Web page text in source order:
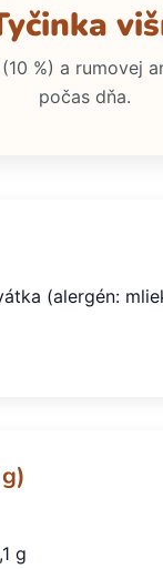
%) a rumovej
počas dňa.
(alergén:
g